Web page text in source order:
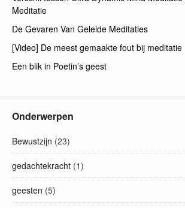
Meditatie
De Gevaren Van Geleide Meditaties
[Video] De meest gemaakte fout bij meditatie
Een blik in Poetin’s geest
Onderwerpen
Bewustzijn (23)
gedachtekracht (1)
geesten (5)